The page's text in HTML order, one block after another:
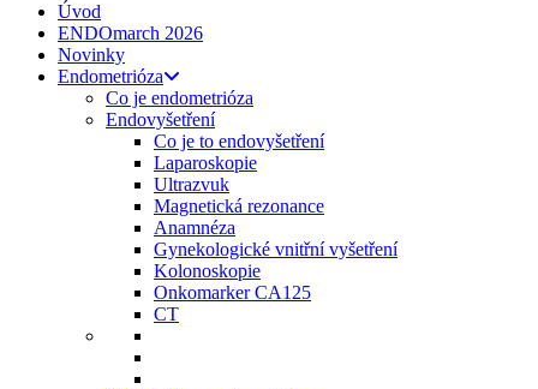
Úvod
ENDOmarch 2026
Novinky
Endometrióza
Co je endometrióza
Endovyšetření
Co je to endovyšetření
Laparoskopie
Ultrazvuk
Magnetická rezonance
Anamnéza
Gynekologické vnitřní vyšetření
Kolonoskopie
Onkomarker CA125
CT